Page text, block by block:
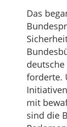
Das
forderte.
mit
sind die